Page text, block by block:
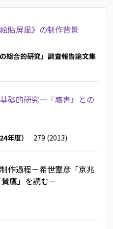
貼屏風》の制作背景
総合的研究」調査報告論文集
礎的研究―『鷹書』との
年度）
279 (2013)
作過程－希世霊彦「京兆
鷹」を読む－